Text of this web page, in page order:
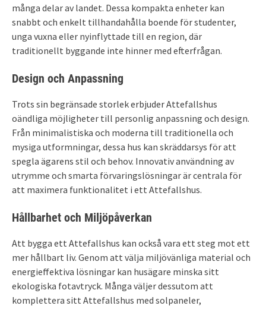
många delar av landet. Dessa kompakta enheter kan
snabbt och enkelt tillhandahålla boende för studenter,
unga vuxna eller nyinflyttade till en region, där
traditionellt byggande inte hinner med efterfrågan.
Design och Anpassning
Trots sin begränsade storlek erbjuder Attefallshus
oändliga möjligheter till personlig anpassning och design.
Från minimalistiska och moderna till traditionella och
mysiga utformningar, dessa hus kan skräddarsys för att
spegla ägarens stil och behov. Innovativ användning av
utrymme och smarta förvaringslösningar är centrala för
att maximera funktionalitet i ett Attefallshus.
Hållbarhet och Miljöpåverkan
Att bygga ett Attefallshus kan också vara ett steg mot ett
mer hållbart liv. Genom att välja miljövänliga material och
energieffektiva lösningar kan husägare minska sitt
ekologiska fotavtryck. Många väljer dessutom att
komplettera sitt Attefallshus med solpaneler,